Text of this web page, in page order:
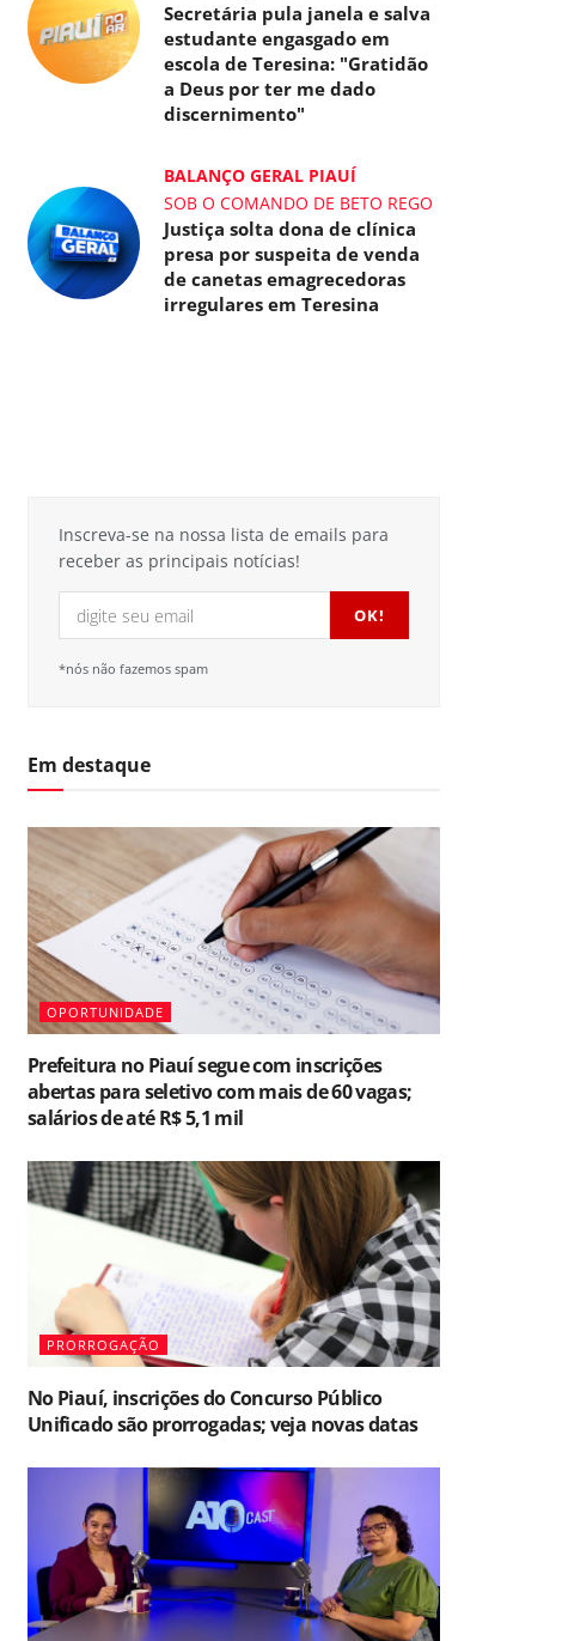
Secretária pula janela e salva
estudante engasgado em
escola de Teresina: "Gratidão
a Deus por ter me dado
discernimento"
BALANÇO GERAL PIAUÍ
SOB O COMANDO DE BETO REGO
Justiça solta dona de clínica
presa por suspeita de venda
de canetas emagrecedoras
irregulares em Teresina
Inscreva-se na nossa lista de emails para
receber as principais notícias!
*nós não fazemos spam
Em destaque
OPORTUNIDADE
Prefeitura no Piauí segue com inscrições
abertas para seletivo com mais de 60 vagas;
salários de até R$ 5,1 mil
PRORROGAÇÃO
No Piauí, inscrições do Concurso Público
Unificado são prorrogadas; veja novas datas